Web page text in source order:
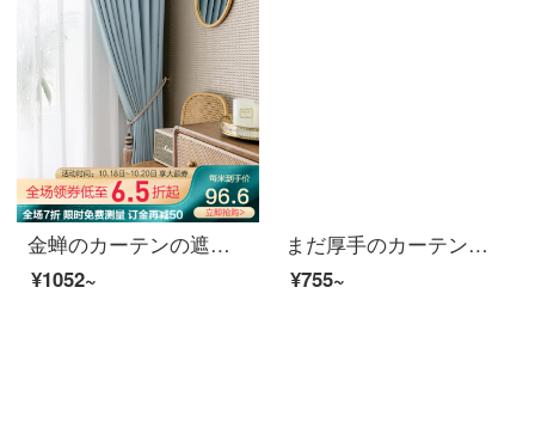
金蝉のカーテンの遮光北欧簡単予約寝室のリビングルームの日焼け止めカーテンの行雲（高遮光/五色オプション）の1メートルの材料価格（フック/穴あけ無料加工）は何メートルの撮影が必要ですか？
¥1052~
まだ厚手のカーテンの布ひもにホックをかける綿のカーテンの紗のカーテン加工補助材料の日焼け止め防止のために、全巻で約44メートルの老化防止を行います。
¥755~